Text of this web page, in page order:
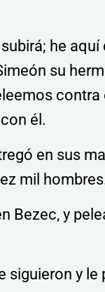
he
su
él.
en sus
mil
Bezec, y
siguieron y